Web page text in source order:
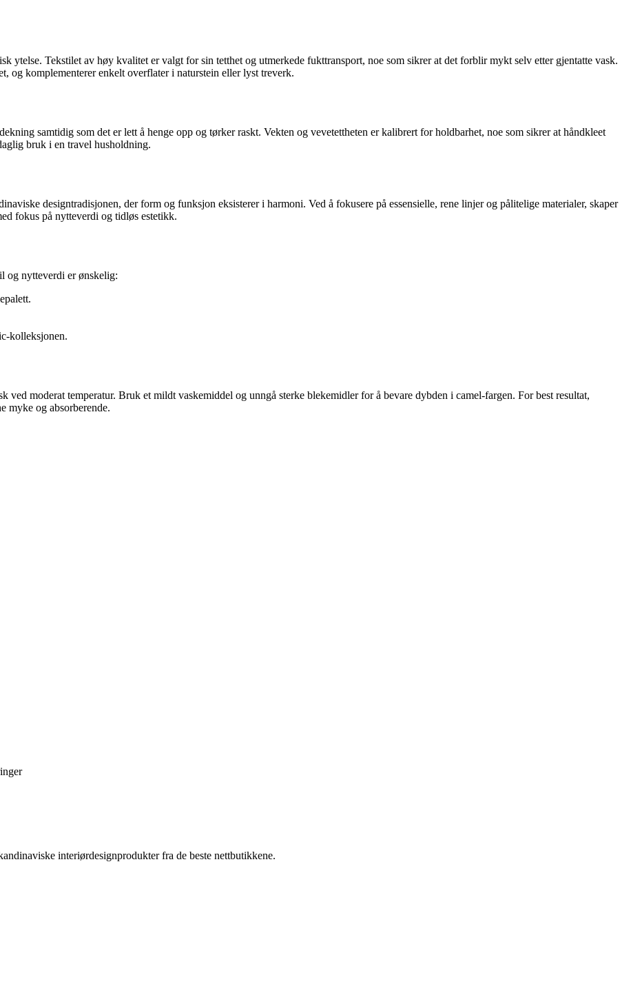
ytelse. Tekstilet av høy kvalitet er valgt for sin tetthet og utmerkede fukttransport, noe som sikrer at det forblir mykt selv etter gjentatte vask.
og komplementerer enkelt overflater i naturstein eller lyst treverk.
samtidig som det er lett å henge opp og tørker raskt. Vekten og vevetettheten er kalibrert for holdbarhet, noe som sikrer at håndkleet
bruk i en travel husholdning.
designtradisjonen, der form og funksjon eksisterer i harmoni. Ved å fokusere på essensielle, rene linjer og pålitelige materialer, skaper
fokus på nytteverdi og tidløs estetikk.
og nytteverdi er ønskelig:
kolleksjonen.
ved moderat temperatur. Bruk et mildt vaskemiddel og unngå sterke blekemidler for å bevare dybden i camel-fargen. For best resultat,
myke og absorberende.
interiørdesignprodukter fra de beste nettbutikkene.